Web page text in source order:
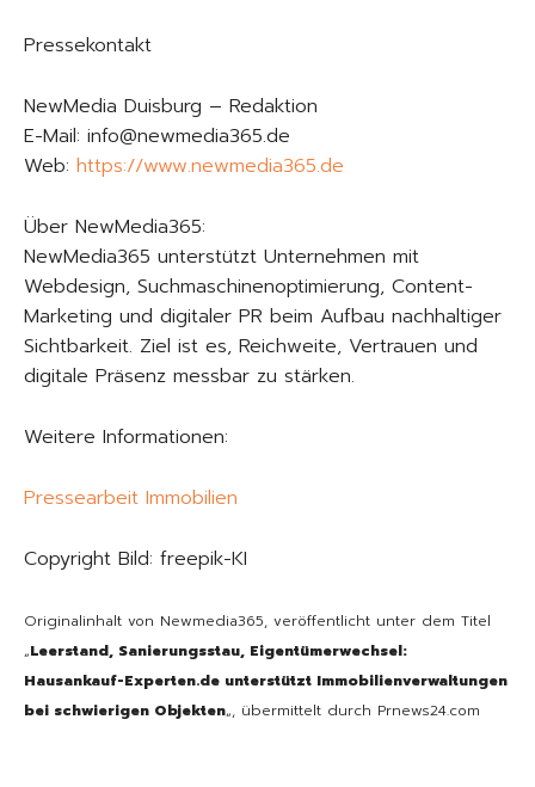
Pressekontakt
NewMedia Duisburg – Redaktion
E-Mail: info@newmedia365.de
Web: https://www.newmedia365.de
Über NewMedia365:
NewMedia365 unterstützt Unternehmen mit
Webdesign, Suchmaschinenoptimierung, Content-
Marketing und digitaler PR beim Aufbau nachhaltiger
Sichtbarkeit. Ziel ist es, Reichweite, Vertrauen und
digitale Präsenz messbar zu stärken.
Weitere Informationen:
Pressearbeit Immobilien
Copyright Bild: freepik-KI
Originalinhalt von Newmedia365, veröffentlicht unter dem Titel
„Leerstand, Sanierungsstau, Eigentümerwechsel:
Hausankauf-Experten.de unterstützt Immobilienverwaltungen
bei schwierigen Objekten„, übermittelt durch Prnews24.com